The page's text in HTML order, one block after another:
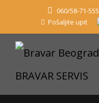
060/58-71-555
Pošaljite upit